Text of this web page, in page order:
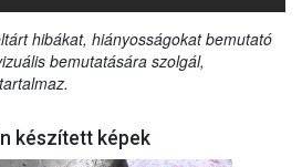
hibákat, hiányosságokat bemutató
bemutatására szolgál,
készített képek